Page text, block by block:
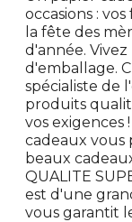
occasions :
la fête des
d'année.
d'emballage.
spécialiste de
produits
vos
cadeaux vous
beaux
QUALITE
est d'une
vous garantit